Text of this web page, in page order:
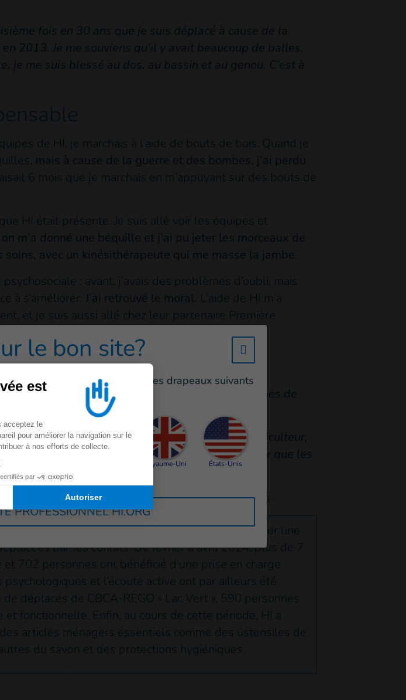
fois en 30 ans que je suis déplacé à cause de la
2013. Je me souviens qu’il y avait beaucoup de balles,
me suis blessé au dos, au bassin et au genou. C’est à
de HI, je marchais à l’aide de bouts de bois. Quand je
mais à cause de la guerre et des bombes, j’ai perdu
6 mois que je marchais en m’appuyant sur des bouts de
HI était présente. Je suis allé voir les équipes et
m’a donné une béquille et j’ai pu jeter les morceaux de
soins, avec un kinésithérapeute qui me masse la jambe.
: avant, j’avais des problèmes d’oubli, mais
à s’améliorer. J’ai retrouvé le moral. L’aide de HI m’a
et je suis aussi allé chez leur partenaire Première
à nous soutenir.Il n’y a pas seulement les problèmes de
champs, on pouvait les cultiver. Avant, j’étais agriculteur,
pas. Il faut informer, mobiliser massivement pour que les
puissions retrouver nos champs.
voulons juste vivre en sécurité, en paix et libres.
renforcer l’accès aux soins de santé et d’apporter une
par les conflits. De février à avril 2024, plus de 7
702 personnes ont bénéficié d’une prise en charge
et l’écoute active ont par ailleurs été
déplacés de CBCA-REGO « Lac Vert », 590 personnes
fonctionnelle. Enfin, au cours de cette période, HI a
articles ménagers essentiels comme des ustensiles de
du savon et des protections hygiéniques.
le bon site?
grand public cliquez sur un des drapeaux suivants
Royaume-Uni États-Unis
PROFESSIONNEL HI.ORG